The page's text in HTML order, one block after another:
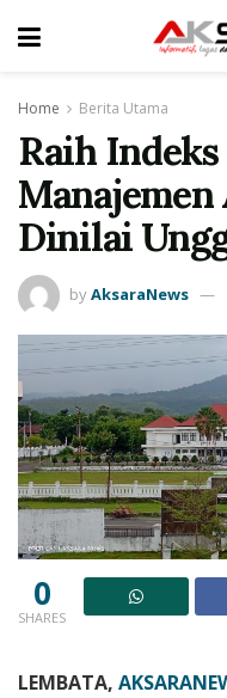
Home Berita Utama
Raih Indeks
Manajemen
Dinilai
byAksaraNews
0
SHARES
LEMBATA,